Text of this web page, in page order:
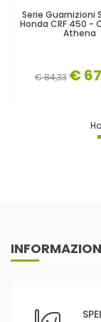
Serie Guarnizioni
Honda CRF 450 -
Athena
€ 84,33 €